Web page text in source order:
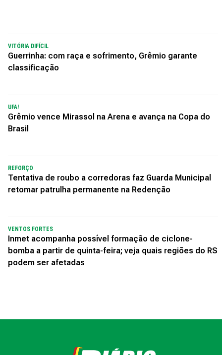
VITÓRIA DIFÍCIL
Guerrinha: com raça e sofrimento, Grêmio garante
classificação
UFA!
Grêmio vence Mirassol na Arena e avança na Copa do
Brasil
REFORÇO
Tentativa de roubo a corredoras faz Guarda Municipal
retomar patrulha permanente na Redenção
VENTOS FORTES
Inmet acompanha possível formação de ciclone-
bomba a partir de quinta-feira; veja quais regiões do RS
podem ser afetadas